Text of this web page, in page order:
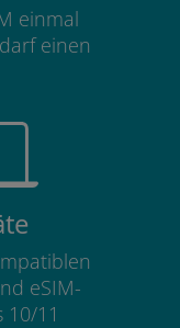
einmal
einen
eSIM-
11